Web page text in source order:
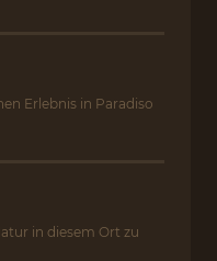
Erlebnis in Paradiso
in diesem Ort zu